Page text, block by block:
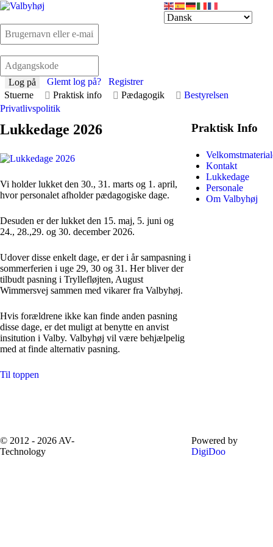
Log på Glemt log på?
Registrer
Stuerne
Praktisk info Pædagogik
Bestyrelsen
Privatlivspolitik
Lukkedage 2026
Vi holder lukket den 30., 31. marts og 1. april,
hvor personalet afholder pædagogiske dage.
Desuden er der lukket den 15. maj, 5. juni og
24., 28.,29. og 30. december 2026.
Udover disse enkelt dage, er der i år sampasning i
sommerferien i uge 29, 30 og 31. Her bliver der
tilbudt pasning i Tryllefløjten, August
Wimmersvej sammen med vikarer fra Valbyhøj.
Hvis forældrene ikke kan finde anden pasning
disse dage, er det muligt at benytte en anvist
insitution i Valby. Valbyhøj vil være behjælpelig
med at finde alternativ pasning.
Til toppen
Praktisk Info
Kontakt
Lukkedage
Personale
Om Valbyhøj
© 2012 - 2026 AV-
Technology
Powered by
DigiDoo